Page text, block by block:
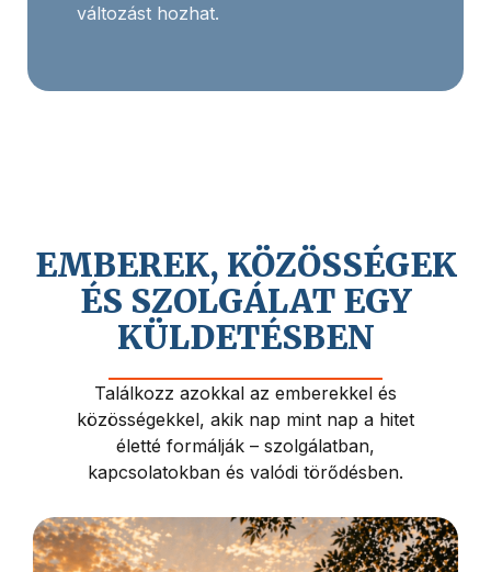
változást hozhat.
EMBEREK, KÖZÖSSÉGEK
ÉS SZOLGÁLAT EGY
KÜLDETÉSBEN
Találkozz azokkal az emberekkel és
közösségekkel, akik nap mint nap a hitet
életté formálják – szolgálatban,
kapcsolatokban és valódi törődésben.